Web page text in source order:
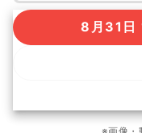
8月31日